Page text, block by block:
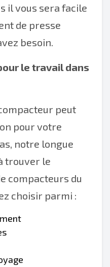
il vous sera facile
de presse
besoin.
le travail dans
peut
pour votre
notre longue
trouver le
compacteurs du
choisir parmi :